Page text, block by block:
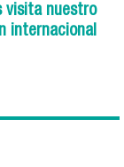
visita nuestro
internacional